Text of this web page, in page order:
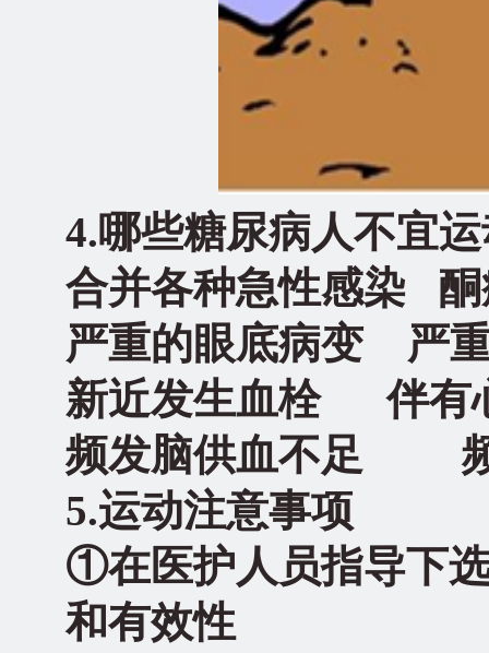
4.哪些糖尿病人不宜
合并各种急性感染
严重的眼底病变 严
新近发生血栓 伴有
频发脑供血不足
5.运动注意事项
①在医护人员指导下
和有效性